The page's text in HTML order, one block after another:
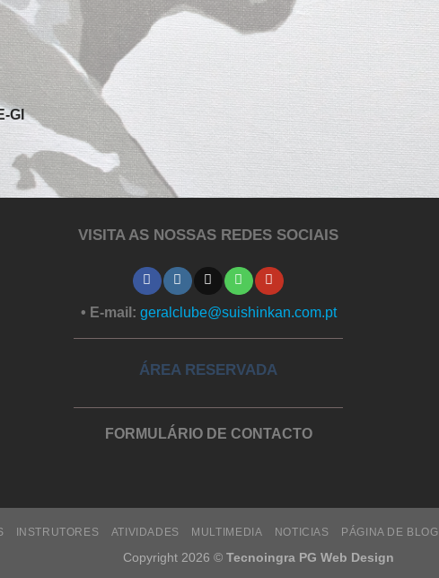
GI
VISITA AS NOSSAS REDES SOCIAIS
• E-mail: geralclube@suishinkan.com.pt
ÁREA RESERVADA
FORMULÁRIO DE CONTACTO
INSTRUTORES ATIVIDADES MULTIMEDIA NOTICIAS PÁGINA DE BLOG
Copyright 2026 © Tecnoingra PG Web Design